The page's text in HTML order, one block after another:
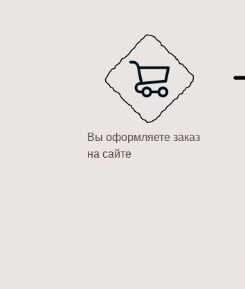
Вы оформляете заказ
на сайте